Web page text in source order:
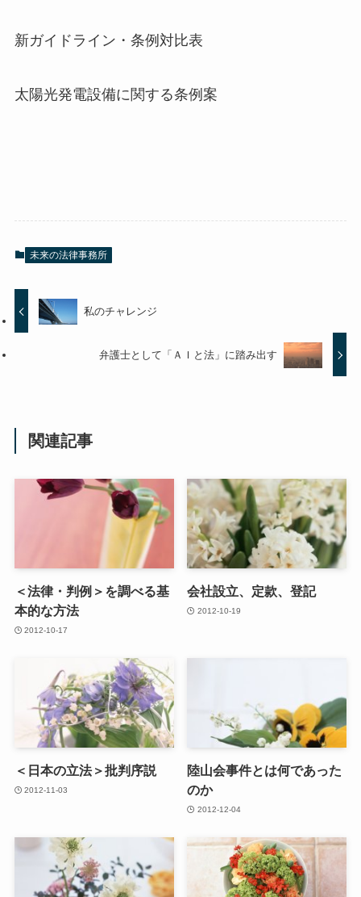
新ガイドライン・条例対比表
太陽光発電設備に関する条例案
未来の法律事務所
私のチャレンジ
弁護士として「ＡＩと法」に踏み出す
関連記事
＜法律・判例＞を調べる基
本的な方法
2012-10-17
会社設立、定款、登記
2012-10-19
＜日本の立法＞批判序説
2012-11-03
陸山会事件とは何であった
のか
2012-12-04